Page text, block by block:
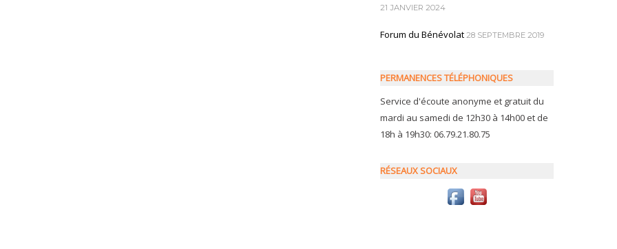
21 JANVIER 2024
Forum du Bénévolat 28 SEPTEMBRE 2019
PERMANENCES TÉLÉPHONIQUES
Service d'écoute anonyme et gratuit du
mardi au samedi de 12h30 à 14h00 et de
18h à 19h30: 06.79.21.80.75
RÉSEAUX SOCIAUX